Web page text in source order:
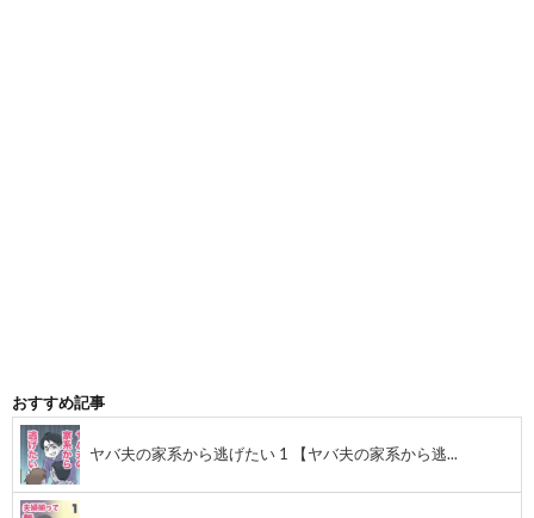
おすすめ記事
ヤバ夫の家系から逃げたい 1 【ヤバ夫の家系から逃...